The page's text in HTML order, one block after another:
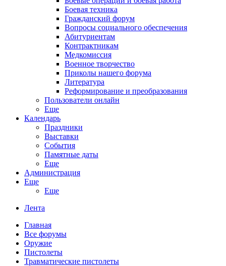
Боевая техника
Гражданский форум
Вопросы социального обеспечения
Абитуриентам
Контрактникам
Медкомиссия
Военное творчество
Приколы нашего форума
Литература
Реформирование и преобразования
Пользователи онлайн
Еще
Календарь
Праздники
Выставки
События
Памятные даты
Еще
Администрация
Еще
Еще
Лента
Главная
Все форумы
Оружие
Пистолеты
Травматические пистолеты